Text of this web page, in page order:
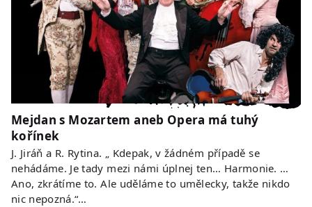
Mejdan s Mozartem aneb Opera má tuhý
kořínek
J. Jiráň a R. Rytina. „ Kdepak, v žádném případě se
nehádáme. Je tady mezi námi úplnej ten… Harmonie. …
Ano, zkrátíme to. Ale uděláme to umělecky, takže nikdo
nic nepozná.“…